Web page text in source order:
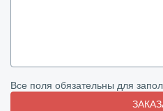
Все поля обязательны для